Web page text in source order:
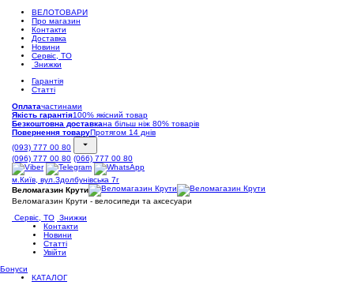
ВЕЛОТОВАРИ
Про магазин
Контакти
Доставка
Новини
Сервіс, ТО
Знижки
Гарантія
Статті
Оплатачастинами
Якість гарантія100% якісний товар
Безкоштовна доставкана більш ніж 80% товарів
Повернення товаруПротягом 14 днів
(093) 777 00 80
(096) 777 00 80 (066) 777 00 80
м.Київ, вул.Здолбунівська 7г
Веломагазин Крути
Веломагазин Крути - велосипеди та аксесуари
Сервіс, ТО Знижки
Контакти
Новини
Статті
Увійти
Бонуси
КАТАЛОГ